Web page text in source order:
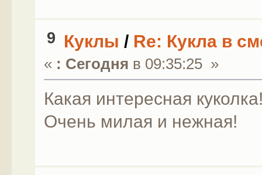
9 Куклы / Re: Кукла в
« : Сегодня в 09:35:25 »
Какая интересная
Очень милая и нежная!